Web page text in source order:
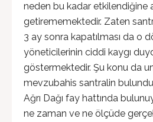
neden bu kadar etkilendiğine
getirememektedir. Zaten
3 ay sonra kapatılması da o
yöneticilerinin ciddi kaygı
göstermektedir. Şu konu da
mevzubahis santralin
Ağrı Dağı fay hattında
ne zaman ve ne ölçüde